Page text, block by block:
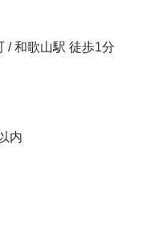
/ 和歌山駅 徒歩1分
内